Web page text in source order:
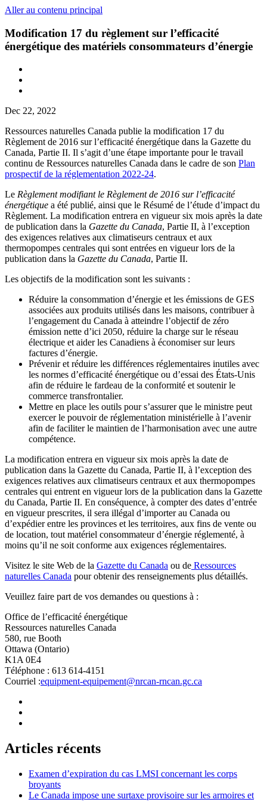
Aller au contenu principal
Modification 17 du règlement sur l’efficacité
énergétique des matériels consommateurs d’énergie
Dec 22, 2022
Ressources naturelles Canada publie la modification 17 du
Règlement de 2016 sur l’efficacité énergétique dans la Gazette du
Canada, Partie II. Il s’agit d’une étape importante pour le travail
continu de Ressources naturelles Canada dans le cadre de son Plan
prospectif de la réglementation 2022-24.
Le Règlement modifiant le Règlement de 2016 sur l’efficacité
énergétique a été publié, ainsi que le Résumé de l’étude d’impact du
Règlement. La modification entrera en vigueur six mois après la date
de publication dans la Gazette du Canada, Partie II, à l’exception
des exigences relatives aux climatiseurs centraux et aux
thermopompes centrales qui sont entrées en vigueur lors de la
publication dans la Gazette du Canada, Partie II.
Les objectifs de la modification sont les suivants :
Réduire la consommation d’énergie et les émissions de GES
associées aux produits utilisés dans les maisons, contribuer à
l’engagement du Canada à atteindre l’objectif de zéro
émission nette d’ici 2050, réduire la charge sur le réseau
électrique et aider les Canadiens à économiser sur leurs
factures d’énergie.
Prévenir et réduire les différences réglementaires inutiles avec
les normes d’efficacité énergétique ou d’essai des États-Unis
afin de réduire le fardeau de la conformité et soutenir le
commerce transfrontalier.
Mettre en place les outils pour s’assurer que le ministre peut
exercer le pouvoir de réglementation ministérielle à l’avenir
afin de faciliter le maintien de l’harmonisation avec une autre
compétence.
La modification entrera en vigueur six mois après la date de
publication dans la Gazette du Canada, Partie II, à l’exception des
exigences relatives aux climatiseurs centraux et aux thermopompes
centrales qui entrent en vigueur lors de la publication dans la Gazette
du Canada, Partie II. En conséquence, à compter des dates d’entrée
en vigueur prescrites, il sera illégal d’importer au Canada ou
d’expédier entre les provinces et les territoires, aux fins de vente ou
de location, tout matériel consommateur d’énergie réglementé, à
moins qu’il ne soit conforme aux exigences réglementaires.
Visitez le site Web de la Gazette du Canada ou de Ressources
naturelles Canada pour obtenir des renseignements plus détaillés.
Veuillez faire part de vos demandes ou questions à :
Office de l’efficacité énergétique
Ressources naturelles Canada
580, rue Booth
Ottawa (Ontario)
K1A 0E4
Téléphone : 613 614‐4151
Courriel :equipment-equipement@nrcan-rncan.gc.ca
Articles récents
Examen d’expiration du cas LMSI concernant les corps
broyants
Le Canada impose une surtaxe provisoire sur les armoires et